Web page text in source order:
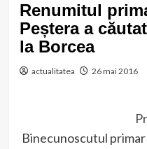
Renumitul
Peștera a
la Borcea
actualitatea 26 mai 2016
Binecunoscutul